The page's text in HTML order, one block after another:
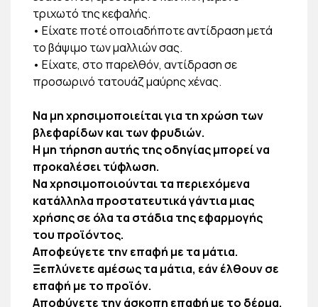
τριχωτό της κεφαλής.
• Είχατε ποτέ οποιαδήποτε αντίδραση μετά
το βάψιμο των μαλλιών σας.
• Είχατε, στο παρελθόν, αντίδραση σε
προσωρινό τατουάζ μαύρης χένας.
Να μη χρησιμοποιείται για τη χρώση των
βλεφαρίδων και των φρυδιών.
Η μη τήρηση αυτής της οδηγίας μπορεί να
προκαλέσει τύφλωση.
Να χρησιμοποιούνται τα περιεχόμενα
κατάλληλα προστατευτικά γάντια μιας
χρήσης σε όλα τα στάδια της εφαρμογής
του προϊόντος.
Αποφεύγετε την επαφή με τα μάτια.
Ξεπλύνετε αμέσως τα μάτια, εάν έλθουν σε
επαφή με το προϊόν.
Αποφύγετε την άσκοπη επαφή με το δέρμα.